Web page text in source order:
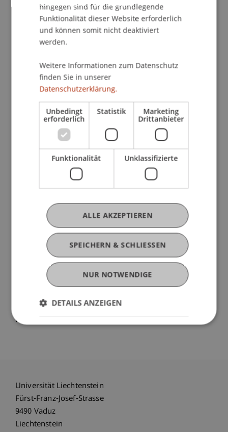
18.30h - 18.50h
Nutzen für die Gemeinde: Standortvorteile
Das Bahnhofsquartier - Churs neue Visitenkarte
Liechtenstein
18.50h - 19.10h
Nutzen für den Investor: Mehr Gewinn
Nachhaltige Immobilienentwicklung - Beispiele
aus Liechtenstein
Jean-Claude Zurflüh, Joseph Wohlwend Treuhand
19.10h - 19.25h
19.25 - 20.10hh
Offene Diskussion mit dem Publikum
Moderation: Prof. Peter Droege
20.10h - 20.15h
Fazit und Verabschiedung
Regierungsrätin für Umwelt und
Raumentwicklung
Universität Liechtenstein
Fürst-Franz-Josef-Strasse
9490 Vaduz
Liechtenstein
hingegen sind für die grundlegende
Funktionalität dieser Website erforderlich
und können somit nicht deaktiviert
werden.
Weitere Informationen zum Datenschutz
finden Sie in unserer
Datenschutzerklärung.
Unbedingt
erforderlich
Statistik Marketing
Drittanbieter
Funktionalität Unklassifizierte
SPEICHERN & SCHLIESSEN
ALLE AKZEPTIEREN
NUR NOTWENDIGE
DETAILS ANZEIGEN